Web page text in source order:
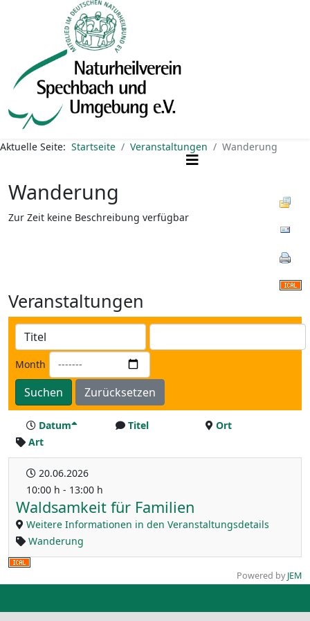
Aktuelle Seite: Startseite Veranstaltungen Wanderung
Wanderung
Zur Zeit keine Beschreibung verfügbar
Veranstaltungen
Month
Suchen Zurücksetzen
Datum Titel
Ort
Art
20.06.2026
10:00 h - 13:00 h
Waldsamkeit für Familien
Weitere Informationen in den Veranstaltungsdetails
Wanderung
Powered byJEM